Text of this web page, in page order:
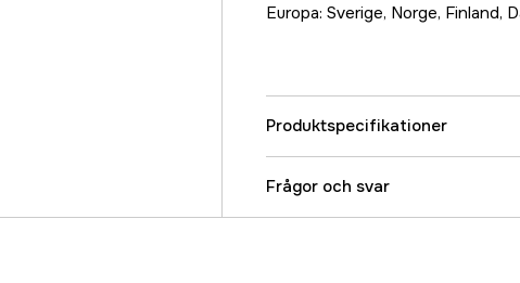
Europa: Sverige, Norge, Finland,
Produktspecifikationer
Referensnummer
Frågor och svar